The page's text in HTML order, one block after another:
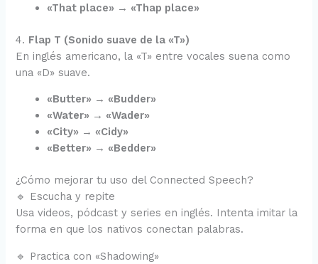
«That place» → «Thap place»
4. Flap T (Sonido suave de la «T»)
En inglés americano, la «T» entre vocales suena como
una «D» suave.
«Butter» → «Budder»
«Water» → «Wader»
«City» → «Cidy»
«Better» → «Bedder»
¿Cómo mejorar tu uso del Connected Speech?
🔹 Escucha y repite
Usa videos, pódcast y series en inglés. Intenta imitar la
forma en que los nativos conectan palabras.
🔹 Practica con «Shadowing»